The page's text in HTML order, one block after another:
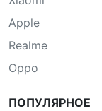
Apple
Realme
Oppo
ПОПУЛЯРНОЕ